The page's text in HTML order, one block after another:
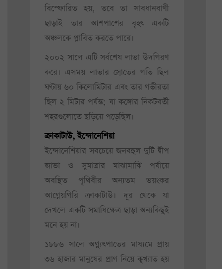
বিস্ফোরিত হয়, তবে তা সাবধানবাণী
ছাড়াই তার আশপাশের বৃহৎ একটি
অঞ্চলকে প্লাবিত করতে পারে।
২০০২ সালে এটি সর্বশেষ লাভা উদগিরণ
করে। এসময় লাভার স্রোতের গতি ছিল
ঘণ্টায় ৬০ কিলোমিটার এবং তার গভীরতা
ছিল ২ মিটার পর্যন্ত; যা কঙ্গোর নিকটবর্তী
শহরগুলোতে ছড়িয়ে পড়েছিল।
ক্রাকাটাউ, ইন্দোনেশিয়া
ইন্দোনেশিয়ার সবচেয়ে জনবহুল দুটি দ্বীপ
জাভা ও সুমাত্রার মাঝামাঝি পর্যায়ে
অবস্থিত পৃথিবীর অন্যতম ভয়ংকর
আগ্নেয়গিরি ক্রাকাটাউ। দূর থেকে যা
দেখলে একটি সমাধিক্ষেত্র ছাড়া অন্যকিছুই
মনে হয় না।
১৮৮৬ সালে অগ্ন্যুৎপাতের মাধ্যমে প্রায়
৩৬ হাজার মানুষের প্রাণ নিয়ে কুখ্যাত হয়